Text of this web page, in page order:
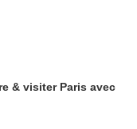
& visiter Paris avec